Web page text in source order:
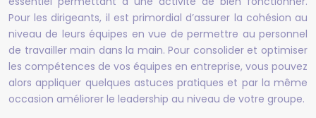
Pour les dirigeants, il est primordial d’assurer la cohésion au
niveau de leurs équipes en vue de permettre au personnel
de travailler main dans la main. Pour consolider et optimiser
les compétences de vos équipes en entreprise, vous pouvez
alors appliquer quelques astuces pratiques et par la même
occasion améliorer le leadership au niveau de votre groupe.